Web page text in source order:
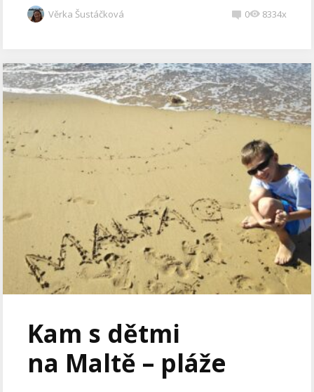
Věrka Šustáčková 0 8334x
Kam s dětmi
na Maltě – pláže